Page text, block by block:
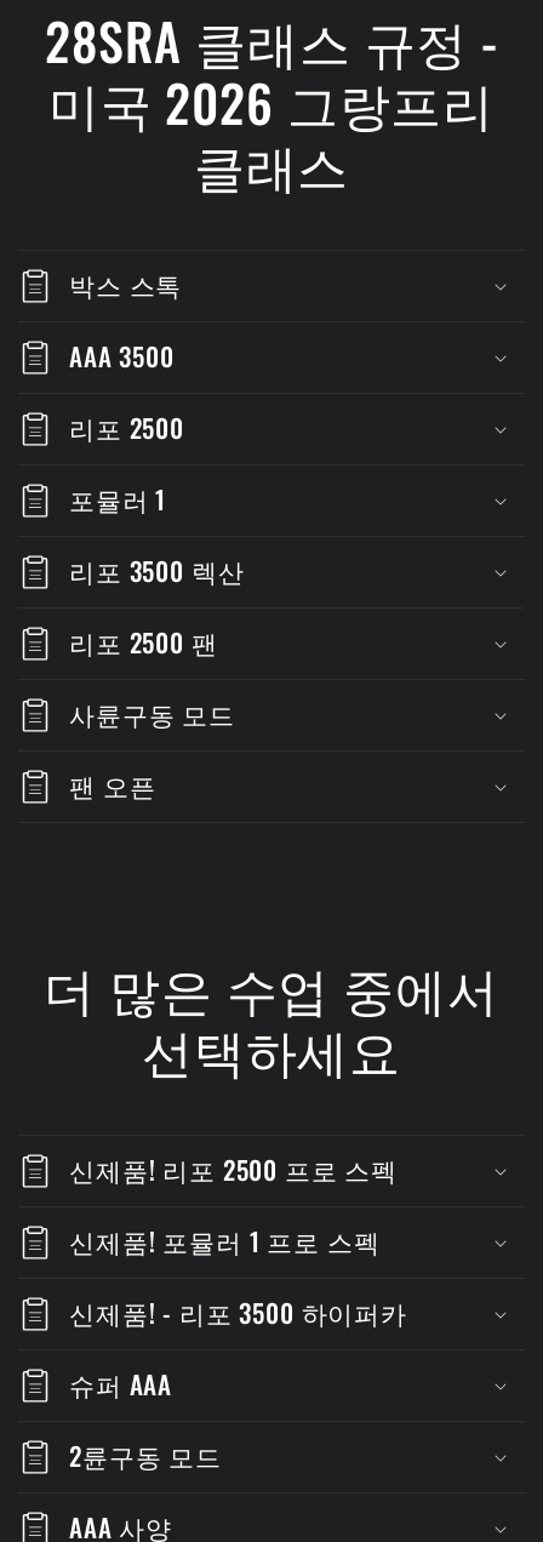
28SRA 클래스 규정 -
미국 2026 그랑프리
클래스
박스 스톡
AAA 3500
리포 2500
포뮬러 1
리포 3500 렉산
리포 2500 팬
사륜구동 모드
팬 오픈
더 많은 수업 중에서
선택하세요
신제품! 리포 2500 프로 스펙
신제품! 포뮬러 1 프로 스펙
신제품! - 리포 3500 하이퍼카
슈퍼 AAA
2륜구동 모드
AAA 사양